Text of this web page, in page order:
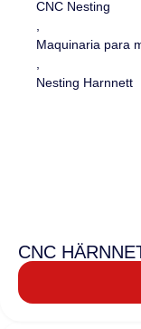
CNC Nesting
Maquinaria para
Nesting Harnnett
CNC